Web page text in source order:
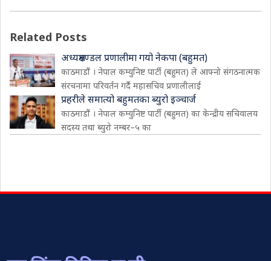
Related Posts
अध्यक्षमण्डल प्रणालीमा गयो नेकपा (बहुमत)
काठमाडौं । नेपाल कम्युनिष्ट पार्टी (बहुमत) ले आफ्नो संगठनात्मक
संरचनामा परिवर्तन गर्दै महासचिव प्रणालीलाई
प्रहरीले समात्यो बहुमतका ब्युरो इञ्चार्ज
काठमाडौं । नेपाल कम्युनिष्ट पार्टी (बहुमत) का केन्द्रीय सचिवालय
सदस्य तथा ब्युरो नम्बर–५ का